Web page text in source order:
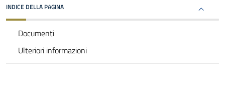
INDICE DELLA PAGINA
Documenti
Ulteriori informazioni